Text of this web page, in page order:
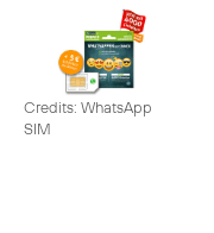
Credits: WhatsApp
SIM